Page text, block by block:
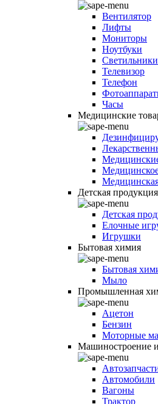
Вентилятор
Лифты
Мониторы
Ноутбуки
Светильники
Телевизор
Телефон
Часы
Медицинские
Детская продукция
Детская
Елочные
Игрушки
Бытовая химия
Бытовая
Мыло
Промышленная
Ацетон
Бензин
Моторные
Машиностроение
Автомобили
Вагоны
Трактор